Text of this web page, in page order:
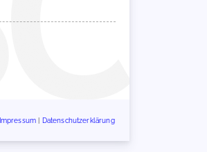
Impressum Datenschutzerklärung